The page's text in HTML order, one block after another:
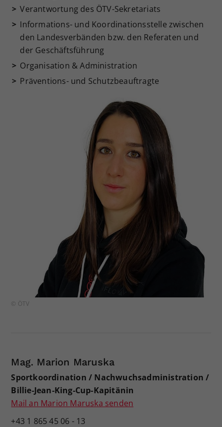
Verantwortung des ÖTV-Sekretariats
Informations- und Koordinationsstelle zwischen
den Landesverbänden bzw. den Referaten und
der Geschäftsführung
Organisation & Administration
Präventions- und Schutzbeauftragte
© ÖTV
Mag. Marion Maruska
Sportkoordination / Nachwuchsadministration /
Billie-Jean-King-Cup-Kapitänin
Mail an Marion Maruska senden
+43 1 865 45 06 - 13